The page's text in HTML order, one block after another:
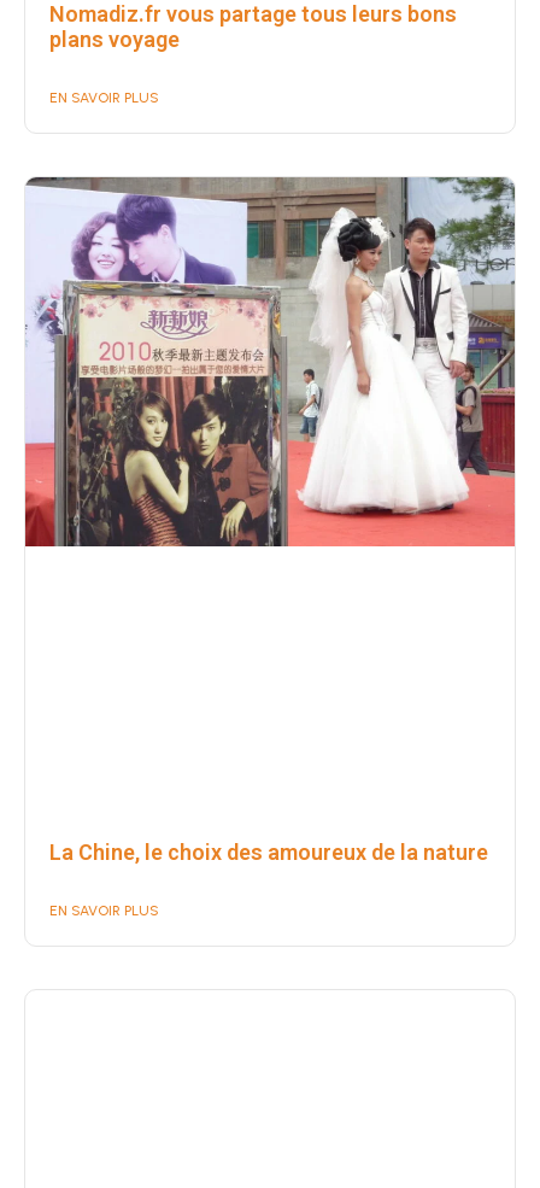
Nomadiz.fr vous partage tous leurs bons
plans voyage
EN SAVOIR PLUS
La Chine, le choix des amoureux de la nature
EN SAVOIR PLUS